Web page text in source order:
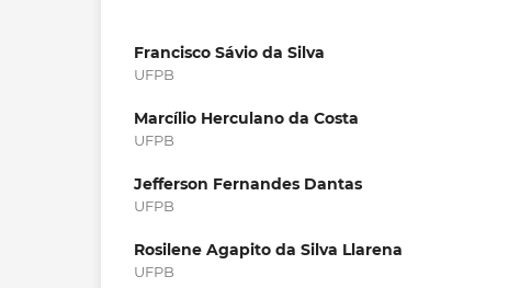
Francisco Sávio da Silva
UFPB
Marcílio Herculano da Costa
UFPB
Jefferson Fernandes Dantas
UFPB
Rosilene Agapito da Silva Llarena
UFPB